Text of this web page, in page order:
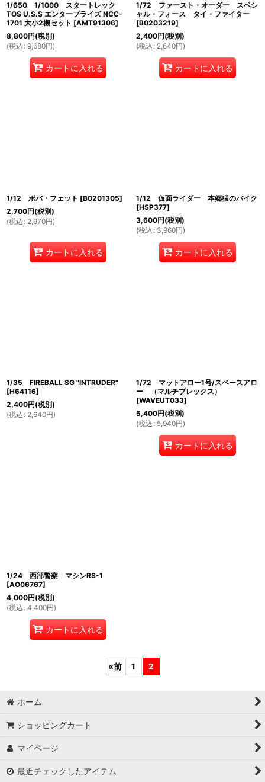
1/650 1/1000 スタートレック
TOS U.S.S エンタープライズ NCC-
1701 大小2機セット [AMT91306]
8,800円(税別)
(税込 : 9,680円)
カートに入れる
1/72 ファースト・オーダー スペシ
ャル・フォース タイ・ファイター
[B0203219]
2,400円(税別)
(税込 : 2,640円)
カートに入れる
1/12 ボバ・フェット [B0201305]
2,700円(税別)
(税込 : 2,970円)
カートに入れる
1/12 仮面ライダー 本郷猛のバイク
[HSP377]
3,600円(税別)
(税込 : 3,960円)
カートに入れる
1/35 FIREBALL SG "INTRUDER"
[H64116]
2,400円(税別)
(税込 : 2,640円)
1/72 マットアロー1号/スペースアロ
ー （マルチプレックス）
[WAVEUT033]
5,400円(税別)
(税込 : 5,940円)
カートに入れる
1/24 西部警察 マシンRS-1
[AO06767]
4,000円(税別)
(税込 : 4,400円)
カートに入れる
«前 1 2
ホーム
ショッピングカート
マイページ
最近チェックしたアイテム